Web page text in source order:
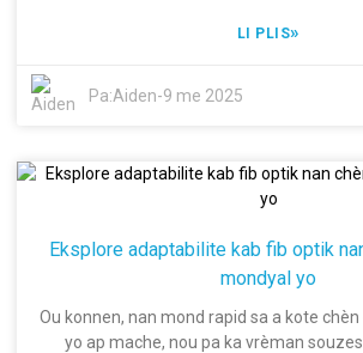
mache kab endistriyèl mondyal la pral
ogmantasyon depans nan pwojè
vrèman mete aksan sou jan li enpòtan pou
kondisyon anviwònman difisil. Isit la nan
ak rete devan jwèt la. Konsantrasyon
rekonesans nou kòm yon antrepriz gwo
vrèman fè nou diferan. Pandan endistri
direksyon solisyon ki pi dirab ak
Endistriyèl pou lwil oliv yo ap vin pi klè
LI PLIS»
Pa:Aiden-9 me 2025
Eksplore adaptabilite kab fib optik
mondyal yo
Ou konnen, nan mond rapid sa a kote
yo ap mache, nou pa ka vrèman